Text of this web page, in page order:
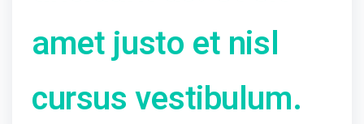
amet justo et nisl
cursus vestibulum.